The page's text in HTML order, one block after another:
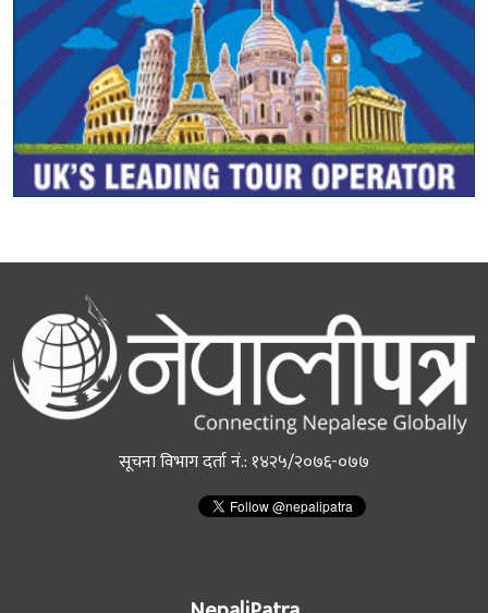
सूचना विभाग दर्ता नं.: १४२५/२०७६-०७७